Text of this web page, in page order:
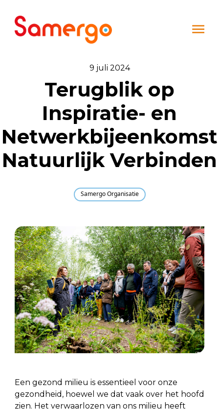
9 juli 2024
Terugblik op
Inspiratie- en
Netwerkbijeenkomst
Natuurlijk Verbinden
Samergo Organisatie
Een gezond milieu is essentieel voor onze
gezondheid, hoewel we dat vaak over het hoofd
zien. Het verwaarlozen van ons milieu heeft